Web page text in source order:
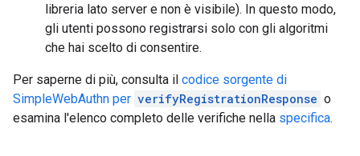
libreria lato server e non è visibile). In questo modo,
gli utenti possono registrarsi solo con gli algoritmi
che hai scelto di consentire.
Per saperne di più, consulta il codice sorgente di
SimpleWebAuthn per verifyRegistrationResponse o
esamina l'elenco completo delle verifiche nella specifica.